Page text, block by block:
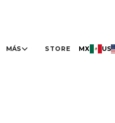
MÁS STORE MX US